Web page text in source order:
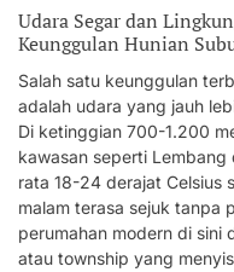
Udara Segar dan
Keunggulan Hunian
Salah satu keunggulan
adalah udara yang jauh
Di ketinggian 700-1.200
kawasan seperti
rata 18-24 derajat Celsius
malam terasa sejuk tanpa
perumahan modern di sini
atau township yang